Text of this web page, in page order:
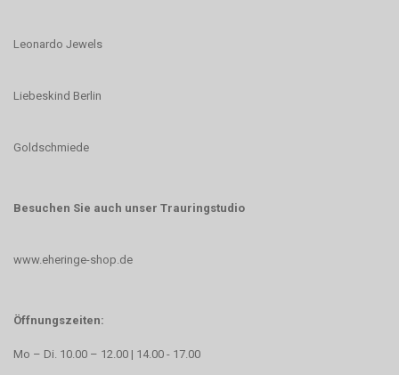
Leonardo Jewels
Liebeskind Berlin
Goldschmiede
Besuchen Sie auch unser Trauringstudio
www.eheringe-shop.de
Öffnungszeiten:
Mo – Di. 10.00 – 12.00 | 14.00 - 17.00